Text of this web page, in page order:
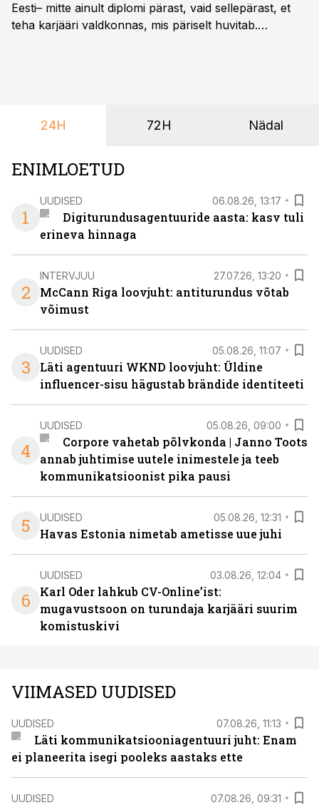
Eesti– mitte ainult diplomi pärast, vaid sellepärast, et
teha karjääri valdkonnas, mis päriselt huvitab.
24H 72H Nädal
ENIMLOETUD
1
UUDISED 06.08.26, 13:17
Digiturundusagentuuride aasta: kasv tuli
erineva hinnaga
2
INTERVJUU 27.07.26, 13:20
McCann Riga loovjuht: antiturundus võtab
võimust
3
UUDISED 05.08.26, 11:07
Läti agentuuri WKND loovjuht: Üldine
influencer-sisu hägustab brändide identiteeti
4
UUDISED 05.08.26, 09:00
Corpore vahetab põlvkonda | Janno Toots
annab juhtimise uutele inimestele ja teeb
kommunikatsioonist pika pausi
5 UUDISED 05.08.26, 12:31
Havas Estonia nimetab ametisse uue juhi
6
UUDISED 03.08.26, 12:04
Karl Oder lahkub CV-Online’ist:
mugavustsoon on turundaja karjääri suurim
komistuskivi
VIIMASED UUDISED
UUDISED 07.08.26, 11:13
Läti kommunikatsiooniagentuuri juht: Enam
ei planeerita isegi pooleks aastaks ette
UUDISED 07.08.26, 09:31